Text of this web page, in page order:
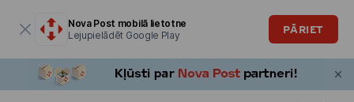
Nova Post mobilā lietotne
Lejupielādēt Google Play
PĀRIET